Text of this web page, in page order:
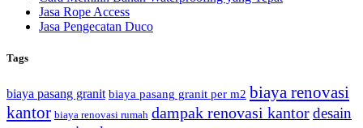
Jasa Rope Access
Jasa Pengecatan Duco
Tags
biaya pasang granit biaya pasang granit per m2 biaya renovasi
kantor biaya renovasi rumah dampak renovasi kantordesain